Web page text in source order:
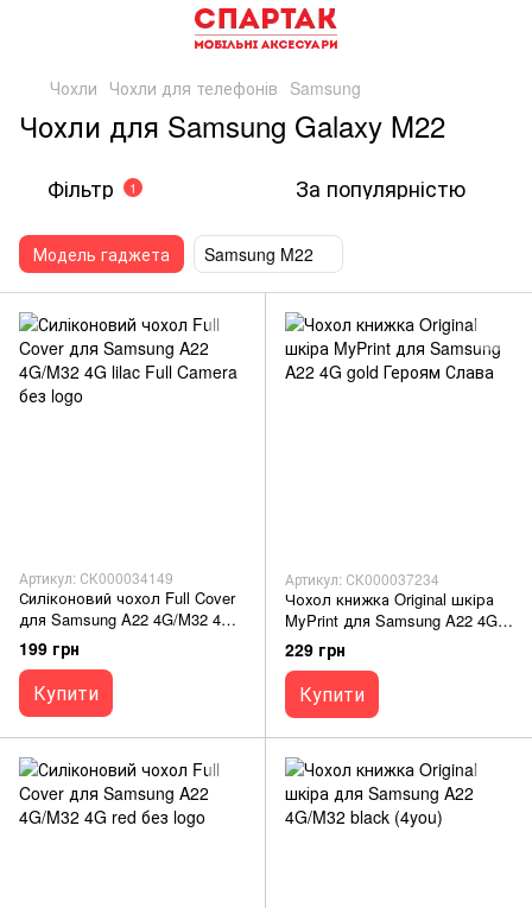
Чохли Чохли для телефонів Samsung
Чохли для Samsung Galaxy M22
Фільтр 1 За популярністю
Модель гаджета Samsung M22
Артикул: СК000034149
Силіконовий чохол Full Cover
для Samsung A22 4G/M32 4G
lilac Full Camera без logo
199 грн
Купити
Артикул: СК000037234
Чохол книжка Original шкіра
MyPrint для Samsung A22 4G
gold Героям Слава
229 грн
Купити